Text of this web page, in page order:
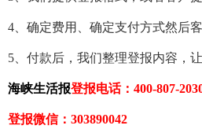
4、确定费用、确定支付方式然后客
5、付款后，我们整理登报内容，
海峡生活报登报电话：400-807-
登报微信：303890042